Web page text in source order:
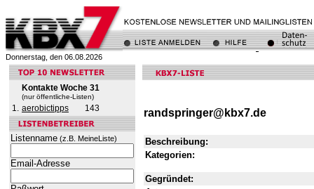
Donnerstag, den 06.08.2026
Kontakte Woche 31
(nur öffentliche-Listen)
1. aerobictipps 143
Listenname (z.B. MeineListe)
Email-Adresse
randspringer@kbx7.de
Beschreibung:
Kategorien:
Gegründet: